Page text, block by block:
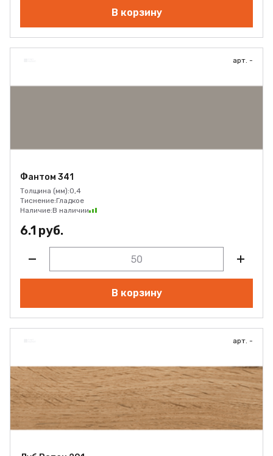
В корзину
арт. -
Фантом 341
Толщина (мм):0,4
Тиснение:Гладкое
Наличие:В наличии
6.1 руб.
В корзину
арт. -